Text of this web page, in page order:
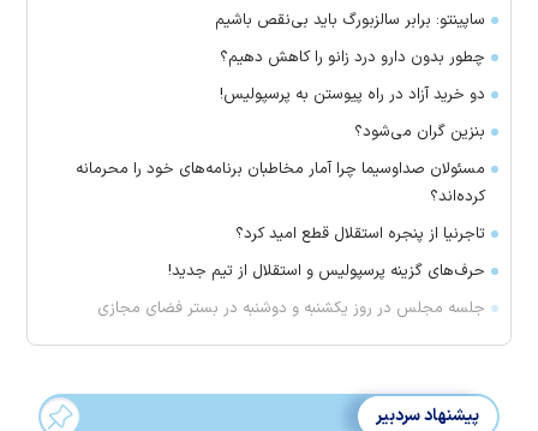
ساپینتو: برابر سالزبورگ باید بی‌نقص باشیم
چطور بدون دارو درد زانو را کاهش دهیم؟
دو خرید آزاد در راه پیوستن به پرسپولیس!
بنزین گران می‌شود؟
مسئولان صداوسیما چرا آمار مخاطبان برنامه‌های خود را محرمانه
کرده‌اند؟
تاجرنیا از پنجره استقلال قطع امید کرد؟
حرف‌های گزینه پرسپولیس و استقلال از تیم جدید!
جلسه مجلس در روز یکشنبه و دوشنبه در بستر فضای مجازی
پیشنهاد سردبیر